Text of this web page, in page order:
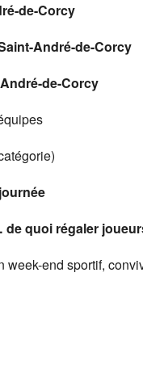
de-Corcy
André-de-Corcy
de-Corcy
quoi régaler
end sportif,